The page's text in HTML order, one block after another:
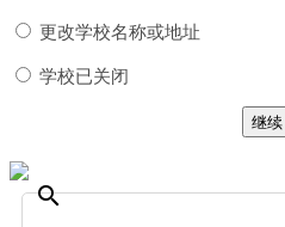
更改学校名称或地址
学校已关闭
继续
search